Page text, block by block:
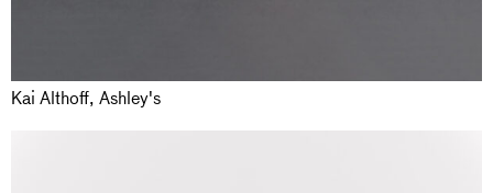
Kai Althoff, Ashley's